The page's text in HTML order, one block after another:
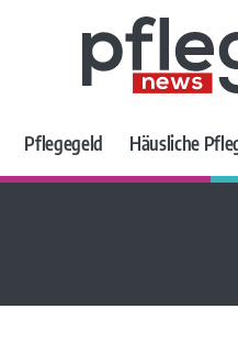
Pflegegeld Häusliche